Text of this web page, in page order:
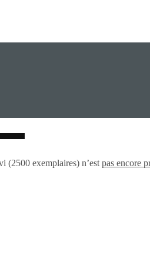
(2500 exemplaires) n’est pas encore